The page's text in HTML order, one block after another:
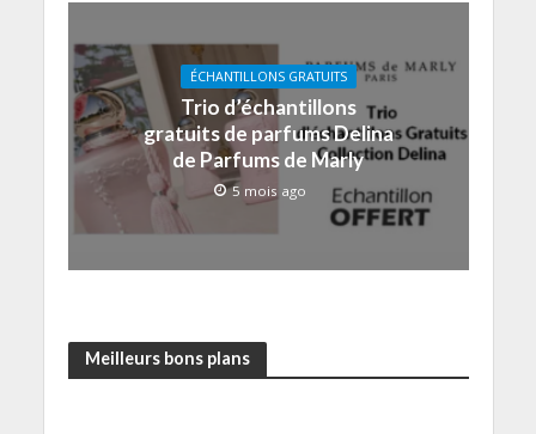
ÉCHANTILLONS GRATUITS
Trio d’échantillons
gratuits de parfums Delina
de Parfums de Marly
5 mois ago
Meilleurs bons plans